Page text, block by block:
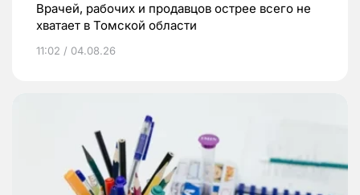
Врачей, рабочих и продавцов острее всего не
хватает в Томской области
11:02 / 04.08.26